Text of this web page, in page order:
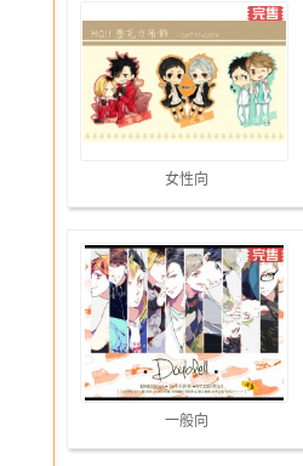
女性向
一般向